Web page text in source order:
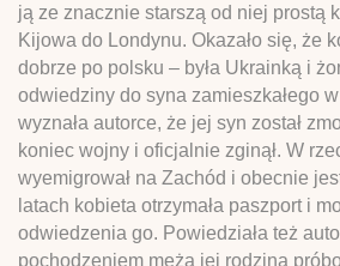
ją ze znacznie starszą od niej prostą
Kijowa do Londynu. Okazało się, że
dobrze po polsku – była Ukrainką i
odwiedziny do syna zamieszkałego
wyznała autorce, że jej syn został
koniec wojny i oficjalnie zginął. W
wyemigrował na Zachód i obecnie
latach kobieta otrzymała paszport i
odwiedzenia go. Powiedziała też
pochodzeniem męża jej rodzina